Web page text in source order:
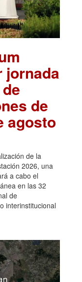
jornada
de
agosto
de la
2026, una
a cabo el
en las 32
de
interinstitucional